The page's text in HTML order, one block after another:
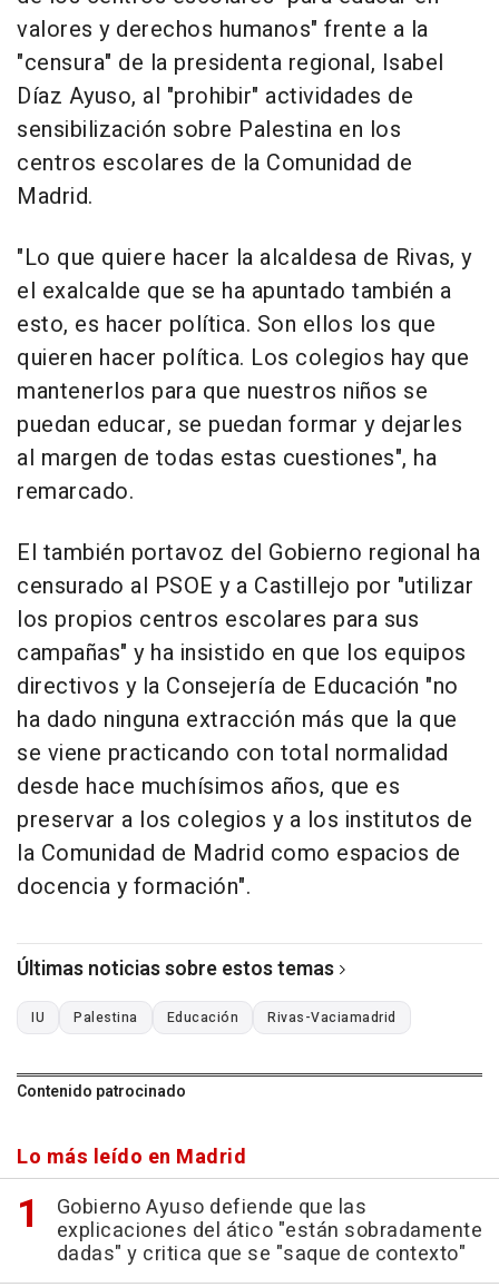
valores y derechos humanos" frente a la
"censura" de la presidenta regional, Isabel
Díaz Ayuso, al "prohibir" actividades de
sensibilización sobre Palestina en los
centros escolares de la Comunidad de
Madrid.
"Lo que quiere hacer la alcaldesa de Rivas, y
el exalcalde que se ha apuntado también a
esto, es hacer política. Son ellos los que
quieren hacer política. Los colegios hay que
mantenerlos para que nuestros niños se
puedan educar, se puedan formar y dejarles
al margen de todas estas cuestiones", ha
remarcado.
El también portavoz del Gobierno regional ha
censurado al PSOE y a Castillejo por "utilizar
los propios centros escolares para sus
campañas" y ha insistido en que los equipos
directivos y la Consejería de Educación "no
ha dado ninguna extracción más que la que
se viene practicando con total normalidad
desde hace muchísimos años, que es
preservar a los colegios y a los institutos de
la Comunidad de Madrid como espacios de
docencia y formación".
Últimas noticias sobre estos temas
IU Palestina Educación Rivas-Vaciamadrid
Contenido patrocinado
Lo más leído en Madrid
Gobierno Ayuso defiende que las
explicaciones del ático "están sobradamente
dadas" y critica que se "saque de contexto"